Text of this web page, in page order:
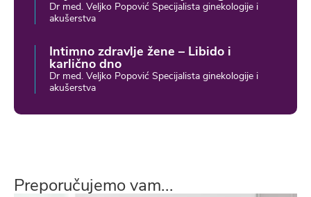
Dr med. Veljko Popović Specijalista ginekologije i
akušerstva
Intimno zdravlje žene – Libido i
karlično dno
Dr med. Veljko Popović Specijalista ginekologije i
akušerstva
Preporučujemo vam...